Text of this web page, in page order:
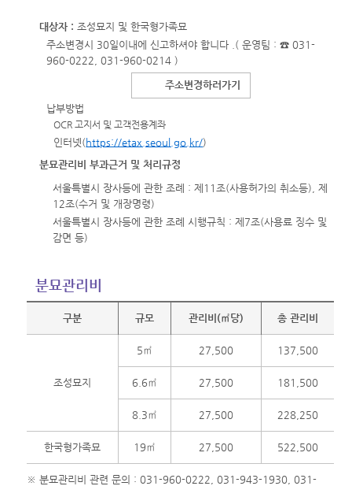
대상자 : 조성묘지 및 한국형가족묘
주소변경시 30일이내에 신고하셔야 합니다 .( 운영팀 : ☎ 031-
960-0222, 031-960-0214 )
주소변경하러가기
납부방법
OCR 고지서 및 고객전용계좌
인터넷(https://etax.seoul.go.kr/)
분묘관리비 부과근거 및 처리규정
서울특별시 장사등에 관한 조례 : 제11조(사용허가의 취소등), 제
12조(수거 및 개장명령)
서울특별시 장사등에 관한 조례 시행규칙 : 제7조(사용료 징수 및
감면 등)
분묘관리비
구분 규모 관리비(㎡당) 총 관리비
조성묘지
5㎡ 27,500 137,500
6.6㎡ 27,500 181,500
8.3㎡ 27,500 228,250
한국형가족묘 19㎡ 27,500 522,500
※ 분묘관리비 관련 문의 : 031-960-0222, 031-943-1930, 031-